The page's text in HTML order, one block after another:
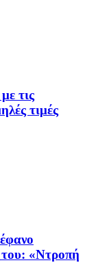
τις
τιμές
του: «Ντροπή